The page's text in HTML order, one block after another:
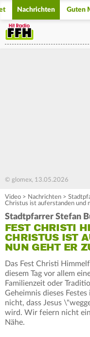
Nachrichten Guten
© glomex, 13.05.2026
Video > Nachrichten >
Christus ist auferstanden und
Stadtpfarrer Stefan
FEST CHRISTI
CHRISTUS IST
NUN GEHT ER
Das Fest Christi
diesem Tag vor allem
Familienzeit oder
Geheimnis dieses
nicht, dass Jesus
wird. Wir feiern nicht
Nähe.